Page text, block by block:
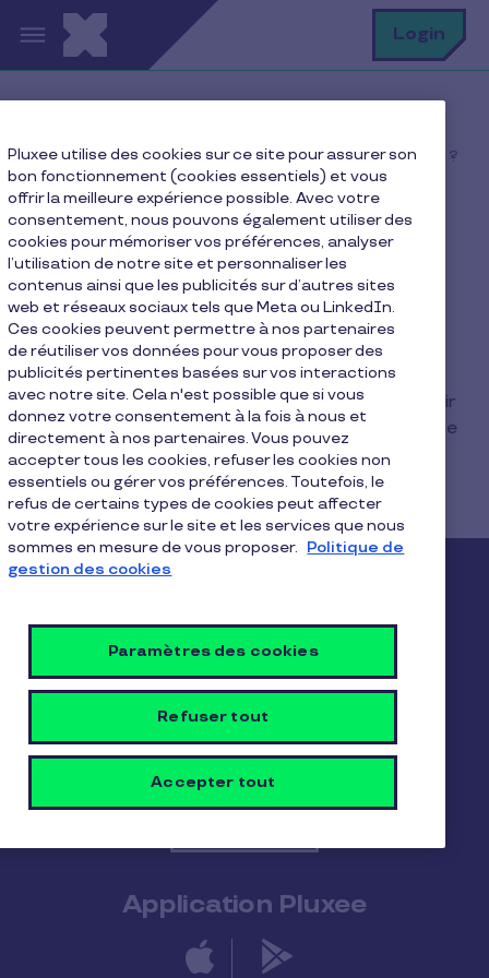
Aller au contenu principal Login
Comment faire pour devenir affilié Chèques Pluxee Gift ?
Comment faire pour
devenir affilié Chèques
Pluxee Gift ?
Pour rejoindre notre réseau, il vous suffit de remplir
notre formulaire d'affiliation, notre équipe locale se
chargera ensuite de vous contacter.
Le Groupe Pluxee Notre impact positif
Nous contacter
Application Pluxee
Pluxee utilise des cookies sur ce site pour assurer son
bon fonctionnement (cookies essentiels) et vous
offrir la meilleure expérience possible. Avec votre
consentement, nous pouvons également utiliser des
cookies pour mémoriser vos préférences, analyser
l’utilisation de notre site et personnaliser les
contenus ainsi que les publicités sur d’autres sites
web et réseaux sociaux tels que Meta ou LinkedIn.
Ces cookies peuvent permettre à nos partenaires
de réutiliser vos données pour vous proposer des
publicités pertinentes basées sur vos interactions
avec notre site. Cela n'est possible que si vous
donnez votre consentement à la fois à nous et
directement à nos partenaires. Vous pouvez
accepter tous les cookies, refuser les cookies non
essentiels ou gérer vos préférences. Toutefois, le
refus de certains types de cookies peut affecter
votre expérience sur le site et les services que nous
sommes en mesure de vous proposer. Politique de
gestion des cookies
Paramètres des cookies
Refuser tout
Accepter tout